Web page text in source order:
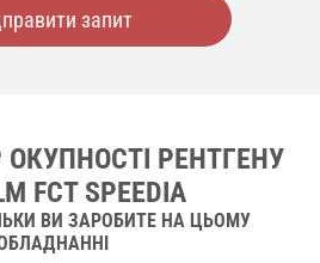
запит
РЕНТГЕНУ
FCT SPEEDIA
ВИ ЗАРОБИТЕ НА ЦЬОМУ